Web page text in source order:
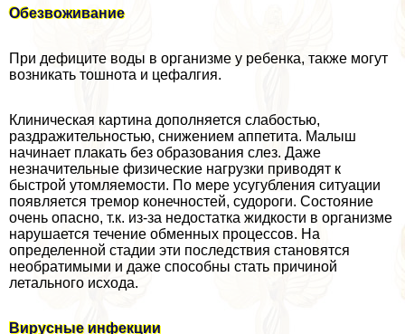
Обезвоживание
При дефиците воды в организме у ребенка, также могут
возникать тошнота и цефалгия.
Клиническая картина дополняется слабостью,
раздражительностью, снижением аппетита. Малыш
начинает плакать без образования слез. Даже
незначительные физические нагрузки приводят к
быстрой утомляемости. По мере усугубления ситуации
появляется тремор конечностей, судороги. Состояние
очень опасно, т.к. из-за недостатка жидкости в организме
нарушается течение обменных процессов. На
определенной стадии эти последствия становятся
необратимыми и даже способны стать причиной
летального исхода.
Вирусные инфекции